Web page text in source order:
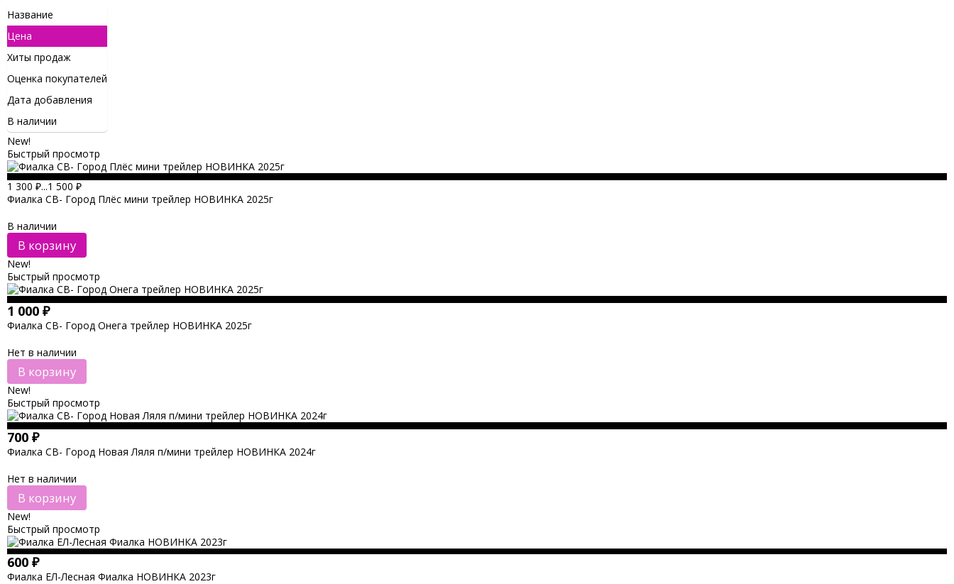
Название
Цена
Хиты продаж
Оценка покупателей
Дата добавления
В наличии
New!
Быстрый просмотр
1 300 ₽...1 500 ₽
Фиалка СВ- Город Плёс мини трейлер НОВИНКА 2025г
В наличии
В корзину
New!
Быстрый просмотр
1 000 ₽
Фиалка СВ- Город Онега трейлер НОВИНКА 2025г
Нет в наличии
В корзину
New!
Быстрый просмотр
700 ₽
Фиалка СВ- Город Новая Ляля п/мини трейлер НОВИНКА 2024г
Нет в наличии
В корзину
New!
Быстрый просмотр
600 ₽
Фиалка ЕЛ-Лесная Фиалка НОВИНКА 2023г